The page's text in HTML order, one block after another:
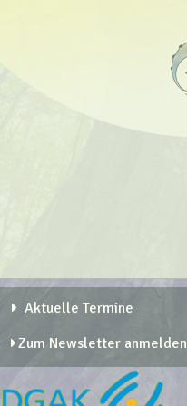
Aktuelle Termine
Zum Newsletter anmelden